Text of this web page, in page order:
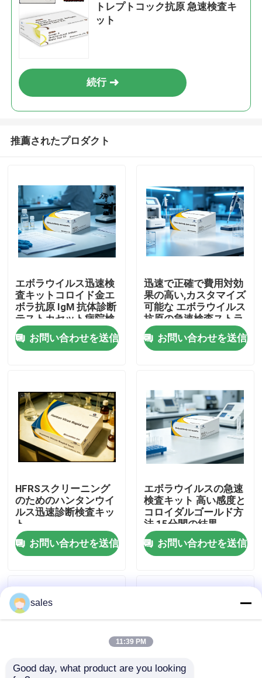
家
わたしたち に つい て
工場見学
品質管理
お問い合わせ
事件
ELISAテスト キット
トレプトコック抗原 急速検査キ
ット
続行
推薦されたプロダクト
エボラウイルス迅速検
査キットコロイド金エ
ボラ抗原 IgM 抗体診断
テストカセット病院検
査室緊急スクリーニン
グ用お問い合わせを送信
迅速で正確で費用対効
果の高い,カスタマイズ
可能な エボラウイルス
抗原の急速検査ストラ
イプ コロイドアルド法
で操作可能な機械では
ない
お問い合わせを送信
HFRSスクリーニング
のためのハンタンウイ
ルス迅速診断検査キッ
ト
お問い合わせを送信
エボラウイルスの急速
検査キット 高い感度と
コロイダルゴールド方
法 15分間の結果
お問い合わせを送信
sales
11:39 PM
Good day, what product are you looking